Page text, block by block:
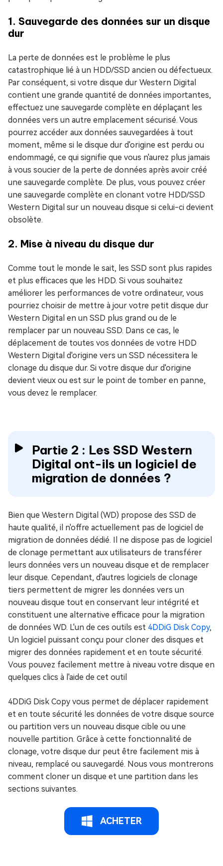
1. Sauvegarde des données sur un disque
dur
La perte de données est le problème le plus
catastrophique lié à un HDD/SSD ancien ou défectueux.
Par conséquent, si votre disque dur Western Digital
contient une grande quantité de données importantes,
effectuez une sauvegarde complète en déplaçant les
données vers un autre emplacement sécurisé. Vous
pourrez accéder aux données sauvegardées à tout
moment, même si le disque dur d'origine est perdu ou
endommagé, ce qui signifie que vous n'aurez plus jamais
à vous soucier de la perte de données après avoir créé
une sauvegarde complète. De plus, vous pouvez créer
une sauvegarde complète en clonant votre HDD/SSD
Western Digital sur un nouveau disque si celui-ci devient
obsolète.
2. Mise à niveau du disque dur
Comme tout le monde le sait, les SSD sont plus rapides
et plus efficaces que les HDD. Si vous souhaitez
améliorer les performances de votre ordinateur, vous
pourriez choisir de mettre à jour votre petit disque dur
Western Digital en un SSD plus grand ou de le
remplacer par un nouveau SSD. Dans ce cas, le
déplacement de toutes vos données de votre HDD
Western Digital d'origine vers un SSD nécessitera le
clonage du disque dur. Si votre disque dur d'origine
devient vieux ou est sur le point de tomber en panne,
vous devez le remplacer.
Partie 2 : Les SSD Western
Digital ont-ils un logiciel de
migration de données ?
Bien que Western Digital (WD) propose des SSD de
haute qualité, il n'offre actuellement pas de logiciel de
migration de données dédié. Il ne dispose pas de logiciel
de clonage permettant aux utilisateurs de transférer
leurs données vers un nouveau disque et de remplacer
leur disque. Cependant, d'autres logiciels de clonage
tiers permettent de migrer les données vers un
nouveau disque tout en conservant leur intégrité et
constituent une alternative efficace pour la migration
de données WD. L'un de ces outils est 4DDiG Disk Copy,
Un logiciel puissant conçu pour cloner des disques et
migrer des données rapidement et en toute sécurité.
Vous pouvez facilement mettre à niveau votre disque en
quelques clics à l'aide de cet outil
4DDiG Disk Copy vous permet de déplacer rapidement
et en toute sécurité les données de votre disque source
ou partition vers un nouveau disque cible ou une
nouvelle partition. Grâce à cette fonctionnalité de
clonage, votre disque dur peut être facilement mis à
niveau, remplacé ou sauvegardé. Nous vous montrerons
comment cloner un disque et une partition dans les
sections suivantes.
ACHETER